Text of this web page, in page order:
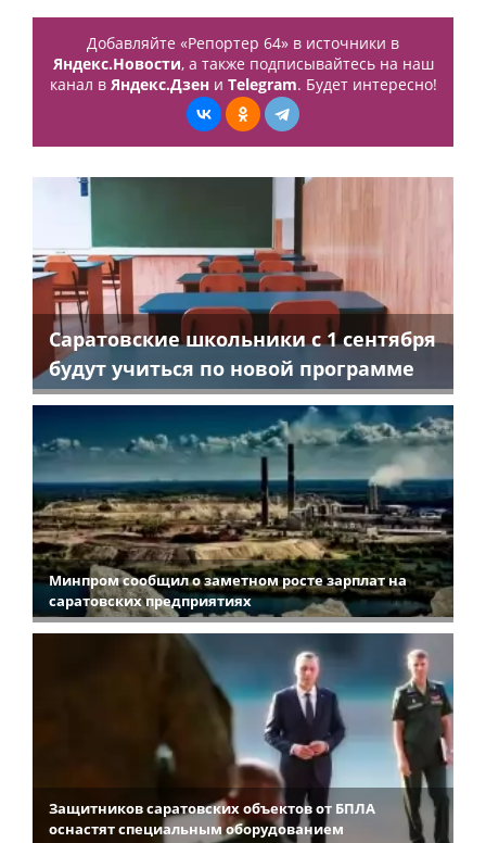
Добавляйте «Репортер 64» в источники в
Яндекс.Новости, а также подписывайтесь на наш
канал в Яндекс.Дзени Telegram. Будет интересно!
Саратовские школьники с 1 сентября
будут учиться по новой программе
Минпром сообщил о заметном росте зарплат на
саратовских предприятиях
Защитников саратовских объектов от БПЛА
оснастят специальным оборудованием